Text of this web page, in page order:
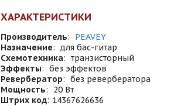
ХАРАКТЕРИСТИКИ
Производитель:
PEAVEY
Назначение: для бас-гитар
Схемотехника: транзисторный
Эффекты: без эффектов
Ревербератор: без ревербератора
Мощность:
20 Вт
Штрих код: 14367626636